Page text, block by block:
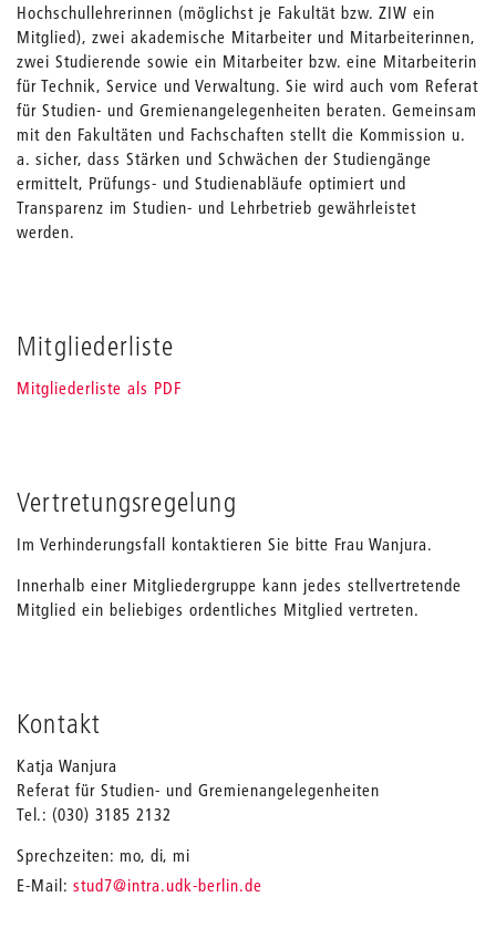
Hochschullehrerinnen (möglichst je Fakultät bzw. ZIW ein
Mitglied), zwei akademische Mitarbeiter und Mitarbeiterinnen,
zwei Studierende sowie ein Mitarbeiter bzw. eine Mitarbeiterin
für Technik, Service und Verwaltung. Sie wird auch vom Referat
für Studien- und Gremienangelegenheiten beraten. Gemeinsam
mit den Fakultäten und Fachschaften stellt die Kommission u.
a. sicher, dass Stärken und Schwächen der Studiengänge
ermittelt, Prüfungs- und Studienabläufe optimiert und
Transparenz im Studien- und Lehrbetrieb gewährleistet
werden.
Mitgliederliste
Mitgliederliste als PDF
Vertretungsregelung
Im Verhinderungsfall kontaktieren Sie bitte Frau Wanjura.
Innerhalb einer Mitgliedergruppe kann jedes stellvertretende
Mitglied ein beliebiges ordentliches Mitglied vertreten.
Kontakt
Katja Wanjura
Referat für Studien- und Gremienangelegenheiten
Tel.: (030) 3185 2132
Sprechzeiten: mo, di, mi
E-Mail: stud7_
@intra.udk-berlin.de